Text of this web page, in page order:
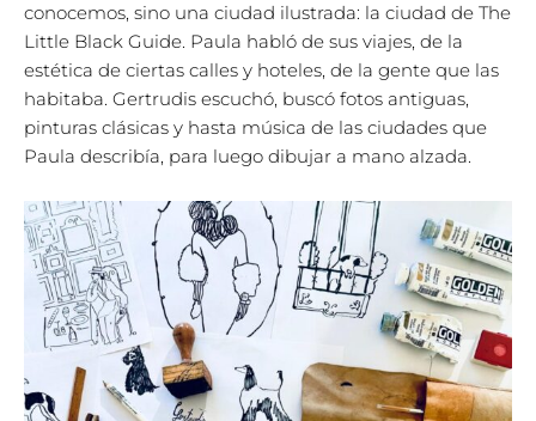
conocemos, sino una ciudad ilustrada: la ciudad de The
Little Black Guide. Paula habló de sus viajes, de la
estética de ciertas calles y hoteles, de la gente que las
habitaba. Gertrudis escuchó, buscó fotos antiguas,
pinturas clásicas y hasta música de las ciudades que
Paula describía, para luego dibujar a mano alzada.